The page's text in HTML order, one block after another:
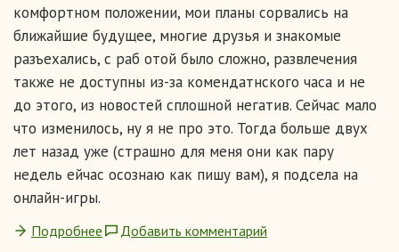
комфортном положении, мои планы сорвались на
ближайшие будущее, многие друзья и знакомые
разъехались, с раб отой было сложно, развлечения
также не доступны из-за комендатнского часа и не
до этого, из новостей сплошной негатив. Сейчас мало
что изменилось, ну я не про это. Тогда больше двух
лет назад уже (страшно для меня они как пару
недель ейчас осознаю как пишу вам), я подсела на
онлайн-игры.
Подробнее Добавить комментарий